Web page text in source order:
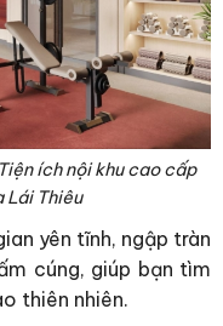
ích nội khu cao cấp
Lái Thiêu
yên tĩnh, ngập tràn
cúng, giúp bạn tìm
thiên nhiên.